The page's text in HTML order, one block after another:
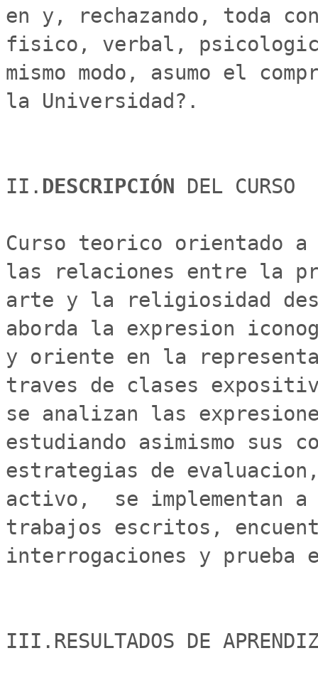
en y, rechazando, toda
fisico, verbal,
mismo modo, asumo el
la Universidad?.
II. DESCRIPCIÓN DEL CURSO
Curso teorico orientado
las relaciones entre la
arte y la religiosidad
aborda la expresion
y oriente en la
traves de clases
se analizan las
estudiando asimismo sus
estrategias de
activo,  se implementan a
trabajos escritos,
interrogaciones y prueba
III.RESULTADOS DE